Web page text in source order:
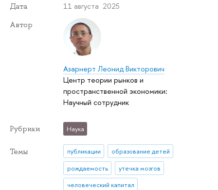
Дата 11 августа 2025
Автор
Азарнерт Леонид Викторович
Центр теории рынков и
пространственной экономики:
Научный сотрудник
Рубрики Наука
Темы публикации
образование детей
рождаемость
утечка мозгов
человеческий капитал